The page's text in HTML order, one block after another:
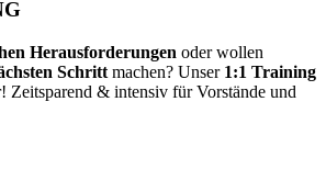
Herausforderungen oder wollen
Schritt machen? Unser 1:1 Training
Zeitsparend & intensiv für Vorstände und